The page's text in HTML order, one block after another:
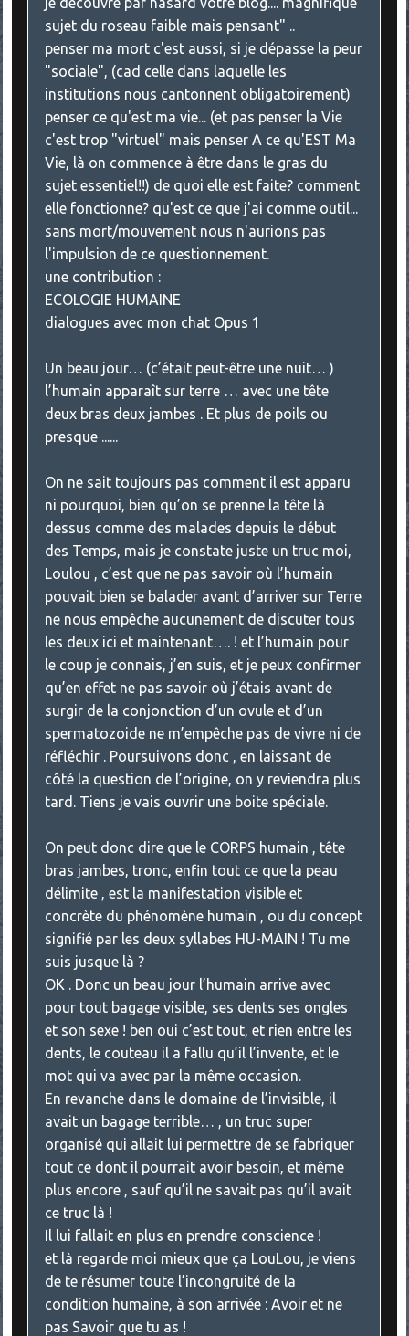
sujet du roseau faible mais pensant" ..
penser ma mort c'est aussi, si je dépasse la peur
"sociale", (cad celle dans laquelle les
institutions nous cantonnent obligatoirement)
penser ce qu'est ma vie... (et pas penser la Vie
c'est trop "virtuel" mais penser A ce qu'EST Ma
Vie, là on commence à être dans le gras du
sujet essentiel!!) de quoi elle est faite? comment
elle fonctionne? qu'est ce que j'ai comme outil...
sans mort/mouvement nous n'aurions pas
l'impulsion de ce questionnement.
une contribution :
ECOLOGIE HUMAINE
dialogues avec mon chat Opus 1
Un beau jour… (c’était peut-être une nuit… )
l’humain apparaît sur terre … avec une tête
deux bras deux jambes . Et plus de poils ou
presque ......
On ne sait toujours pas comment il est apparu
ni pourquoi, bien qu’on se prenne la tête là
dessus comme des malades depuis le début
des Temps, mais je constate juste un truc moi,
Loulou , c’est que ne pas savoir où l’humain
pouvait bien se balader avant d’arriver sur Terre
ne nous empêche aucunement de discuter tous
les deux ici et maintenant…. ! et l’humain pour
le coup je connais, j’en suis, et je peux confirmer
qu’en effet ne pas savoir où j’étais avant de
surgir de la conjonction d’un ovule et d’un
spermatozoide ne m’empêche pas de vivre ni de
réfléchir . Poursuivons donc , en laissant de
côté la question de l’origine, on y reviendra plus
tard. Tiens je vais ouvrir une boite spéciale.
On peut donc dire que le CORPS humain , tête
bras jambes, tronc, enfin tout ce que la peau
délimite , est la manifestation visible et
concrète du phénomène humain , ou du concept
signifié par les deux syllabes HU-MAIN ! Tu me
suis jusque là ?
OK . Donc un beau jour l’humain arrive avec
pour tout bagage visible, ses dents ses ongles
et son sexe ! ben oui c’est tout, et rien entre les
dents, le couteau il a fallu qu’il l’invente, et le
mot qui va avec par la même occasion.
En revanche dans le domaine de l’invisible, il
avait un bagage terrible… , un truc super
organisé qui allait lui permettre de se fabriquer
tout ce dont il pourrait avoir besoin, et même
plus encore , sauf qu’il ne savait pas qu’il avait
ce truc là !
Il lui fallait en plus en prendre conscience !
et là regarde moi mieux que ça LouLou, je viens
de te résumer toute l’incongruité de la
condition humaine, à son arrivée : Avoir et ne
pas Savoir que tu as !